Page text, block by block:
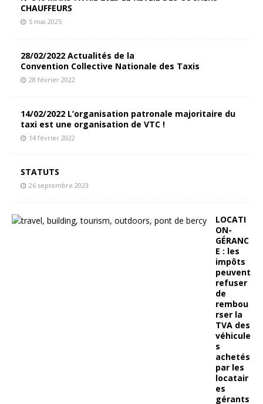
CHAUFFEURS
5 mai 2025
28/02/2022 Actualités de la
Convention Collective Nationale des Taxis
28 février 2022
14/02/2022 L’organisation patronale majoritaire du
taxi est une organisation de VTC !
14 février 2022
STATUTS
26 septembre 2023
LOCATI
ON-
GÉRANC
E : les
impôts
peuvent
refuser
de
rembou
rser la
TVA des
véhicule
s
achetés
par les
locatair
es
gérants